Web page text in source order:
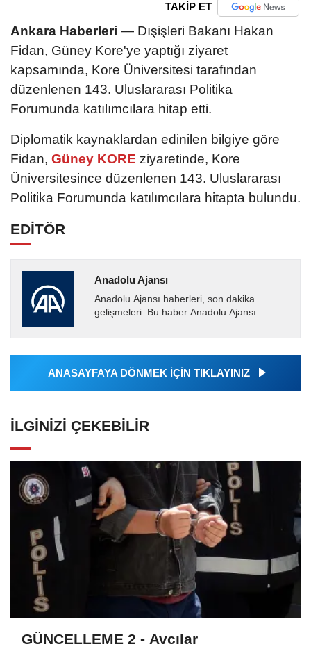
TAKİP ET
Ankara Haberleri — Dışişleri Bakanı Hakan
Fidan, Güney Kore'ye yaptığı ziyaret
kapsamında, Kore Üniversitesi tarafından
düzenlenen 143. Uluslararası Politika
Forumunda katılımcılara hitap etti.
Diplomatik kaynaklardan edinilen bilgiye göre
Fidan, Güney KORE ziyaretinde, Kore
Üniversitesince düzenlenen 143. Uluslararası
Politika Forumunda katılımcılara hitapta bulundu.
EDİTÖR
Anadolu Ajansı
Anadolu Ajansı haberleri, son dakika
gelişmeleri. Bu haber Anadolu Ajansı
tarafından geçilen tüm...
ANASAYFAYA DÖNMEK İÇİN TIKLAYINIZ
İLGINIZI ÇEKEBILIR
GÜNCELLEME 2 - Avcılar